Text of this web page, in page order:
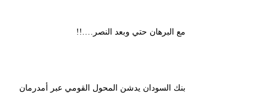
مع البرهان حتي وبعد النصر….!!
بنك السودان يدشن المحول القومي عبر أمدرمان